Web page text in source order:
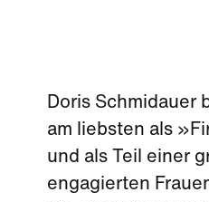
Doris Schmidauer
am liebsten als
und als Teil einer
engagierten